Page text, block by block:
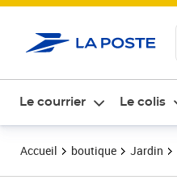
Le courrier Le colis
Accueil boutique Jardin